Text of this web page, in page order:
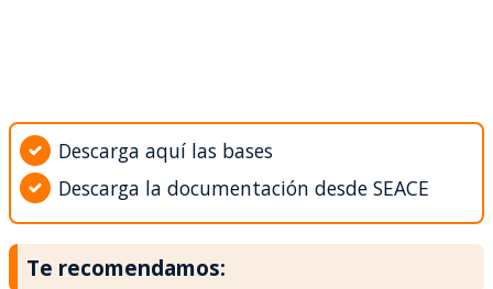
Descarga aquí las bases
Descarga la documentación desde SEACE
Te recomendamos: